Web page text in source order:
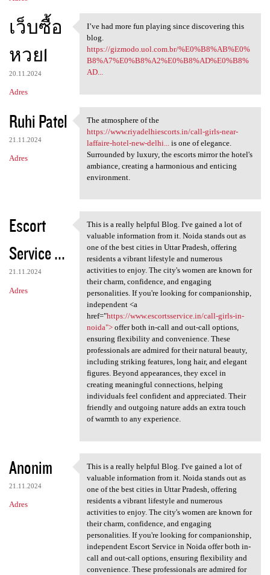
เว็บซื้อ
หวย1
20.11.2024
Adres
I’ve had more fun playing
I’ve had more fun playing since discovering this
blog.
https://gizmodo.uol.com.br/%E0%B8%AB%E0%
B8%A7%E0%B8%A2%E0%B8%AD%E0%B8%
AD...
Ruhi Patel
21.11.2024
Adres
The atmosphere of the https:
The atmosphere of the
https://www.riyadelhiescorts.in/call-girls-near-
laffaire-hotel-new-delhi...
is one of elegance.
Surrounded by luxury, the escorts mirror the hotel's
ambiance, creating a harmonious and enticing
environment.
Escort
Service ...
21.11.2024
Adres
This is a really helpful Blog
This is a really helpful Blog. I've gained a lot of
valuable information from it. Noida stands out as
one of the best cities in Uttar Pradesh, offering
residents a vibrant lifestyle and numerous
activities to enjoy. The city's women are known for
their charm, confidence, and engaging
personalities. If you're looking for companionship,
independent <a
href="https://www.escortsservice.in/call-girls-in-
noida">offer both in-call and out-call options,
ensuring flexibility and convenience. These
professionals are admired for their natural beauty,
including striking features, long hair, and elegant
figures. Beyond appearances, they excel in
creating meaningful connections, helping
individuals feel confident and appreciated. Their
friendly and outgoing nature adds an extra touch
of warmth to any experience.
Anonim
21.11.2024
Adres
This is a really helpful Blog
This is a really helpful Blog. I've gained a lot of
valuable information from it. Noida stands out as
one of the best cities in Uttar Pradesh, offering
residents a vibrant lifestyle and numerous
activities to enjoy. The city's women are known for
their charm, confidence, and engaging
personalities. If you're looking for companionship,
independent Escort Service in Noida offer both in-
call and out-call options, ensuring flexibility and
convenience. These professionals are admired for